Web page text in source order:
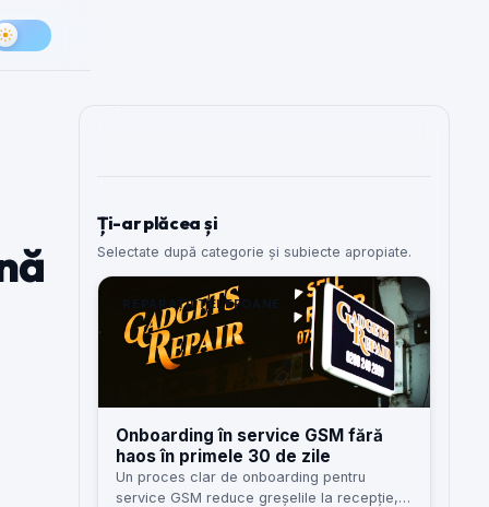
Ți-ar plăcea și
Selectate după categorie și subiecte apropiate.
REPARAȚII TELEFOANE
Onboarding în service GSM fără
haos în primele 30 de zile
Un proces clar de onboarding pentru
service GSM reduce greșelile la recepție,